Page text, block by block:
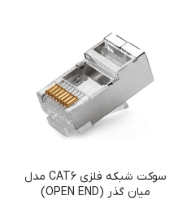
سوکت شبکه فلزی CAT6 مدل
میان گذر (OPEN END)